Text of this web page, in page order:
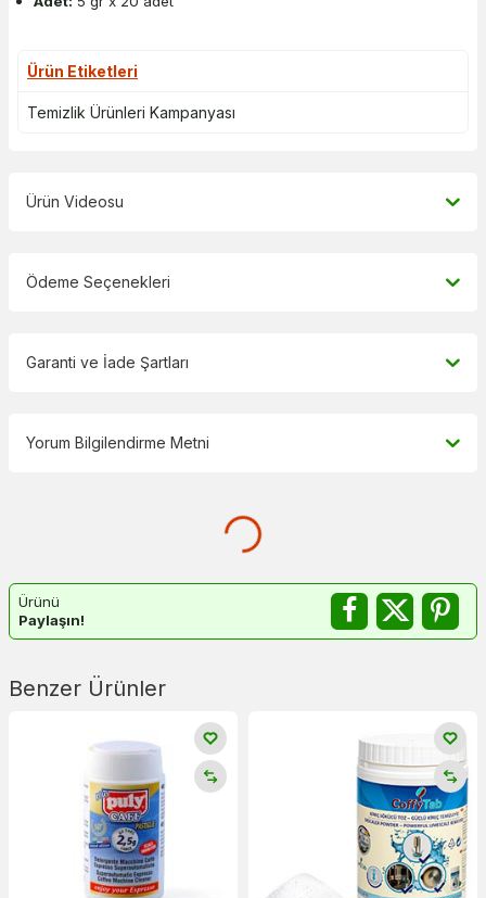
Ürün Etiketleri
Temizlik Ürünleri Kampanyası
Ürün Videosu
Ödeme Seçenekleri
Garanti ve İade Şartları
Yorum Bilgilendirme Metni
Ürünü
Paylaşın!
Benzer Ürünler